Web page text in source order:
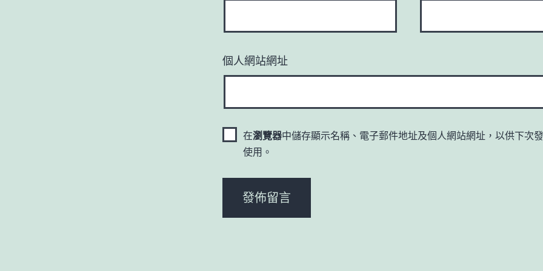
個人網站網址
在瀏覽器中儲存顯示名稱、電子郵件地址及個人網站網址，以供下次
使用。